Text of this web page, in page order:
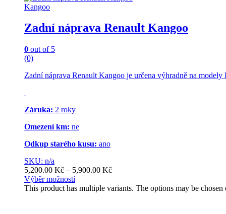
Kangoo
Zadní náprava Renault Kangoo
0 out of 5
(0)
Zadní náprava Renault Kangoo je určena výhradně na modely
Záruka: 2 roky
Omezení km: ne
Odkup starého kusu: ano
SKU: n/a
5,200.00 Kč – 5,900.00 Kč
Výběr možností
This product has multiple variants. The options may be chosen